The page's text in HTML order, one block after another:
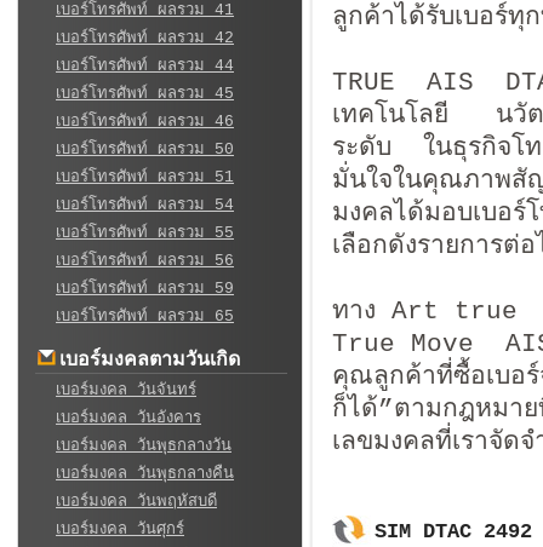
เบอร์โทรศัพท์ ผลรวม 41
เบอร์โทรศัพท์ ผลรวม 42
เบอร์โทรศัพท์ ผลรวม 44
เบอร์โทรศัพท์ ผลรวม 45
เบอร์โทรศัพท์ ผลรวม 46
เบอร์โทรศัพท์ ผลรวม 50
เบอร์โทรศัพท์ ผลรวม 51
เบอร์โทรศัพท์ ผลรวม 54
เบอร์โทรศัพท์ ผลรวม 55
เบอร์โทรศัพท์ ผลรวม 56
เบอร์โทรศัพท์ ผลรวม 59
เบอร์โทรศัพท์ ผลรวม 65
เบอร์มงคลตามวันเกิด
เบอร์มงคล วันจันทร์
เบอร์มงคล วันอังคาร
เบอร์มงคล วันพุธกลางวัน
เบอร์มงคล วันพุธกลางคืน
เบอร์มงคล วันพฤหัสบดี
เบอร์มงคล วันศุกร์
ลูกค้าได้รับเบอร์
TRUE AIS
เทคโนโลยี นวัต
ระดับ ในธุรกิจโ
มั่นใจในคุณภาพ
มงคลได้มอบเบอร์
เลือกดังรายการต่
ทาง Art true จ
True Move
คุณลูกค้าที่ซื้อเบอ
ก็ได้”ตามกฎหม
เลขมงคลที่เราจัด
SIM DTAC 2492